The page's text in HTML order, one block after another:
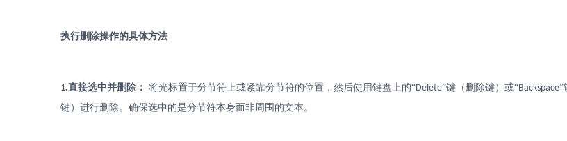
执行删除操作的具体方法
1.直接选中并删除： 将光标置于分节符上或紧靠分节符的位置，然后使用键盘上的“Delete”键（删除键）或“Backspace”
键）进行删除。确保选中的是分节符本身而非周围的文本。